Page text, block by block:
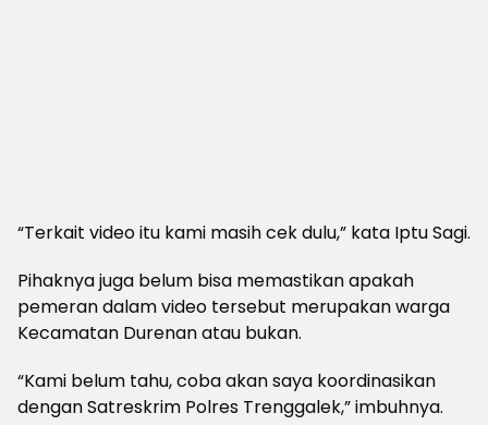
“Terkait video itu kami masih cek dulu,” kata Iptu Sagi.
Pihaknya juga belum bisa memastikan apakah
pemeran dalam video tersebut merupakan warga
Kecamatan Durenan atau bukan.
“Kami belum tahu, coba akan saya koordinasikan
dengan Satreskrim Polres Trenggalek,” imbuhnya.